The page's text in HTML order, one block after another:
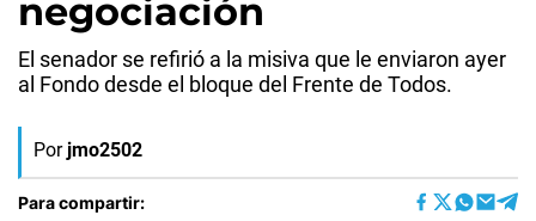
negociación
El senador se refirió a la misiva que le enviaron ayer
al Fondo desde el bloque del Frente de Todos.
Por jmo2502
Para compartir: